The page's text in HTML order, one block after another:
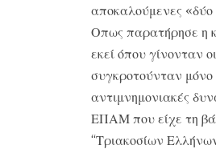
αποκαλούμενες «δύο
Οπως παρατήρησε η
εκεί όπου γίνονταν
συγκροτούνταν μόνο
αντιμνημονιακές
ΕΠΑΜ που είχε τη
“Τριακοσίων